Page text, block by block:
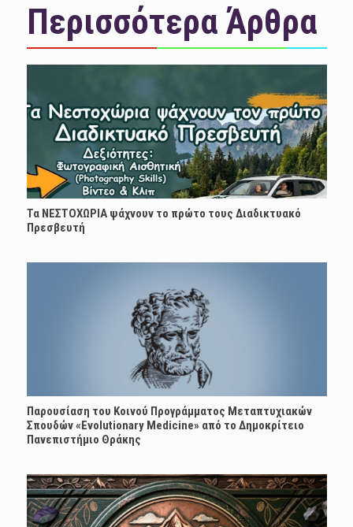
Περισσότερα Άρθρα
Τα ΝΕΣΤΟΧΩΡΙΑ ψάχνουν το πρώτο τους Διαδικτυακό
Πρεσβευτή
Παρουσίαση του Κοινού Προγράμματος Μεταπτυχιακών
Σπουδών «Evolutionary Medicine» από το Δημοκρίτειο
Πανεπιστήμιο Θράκης